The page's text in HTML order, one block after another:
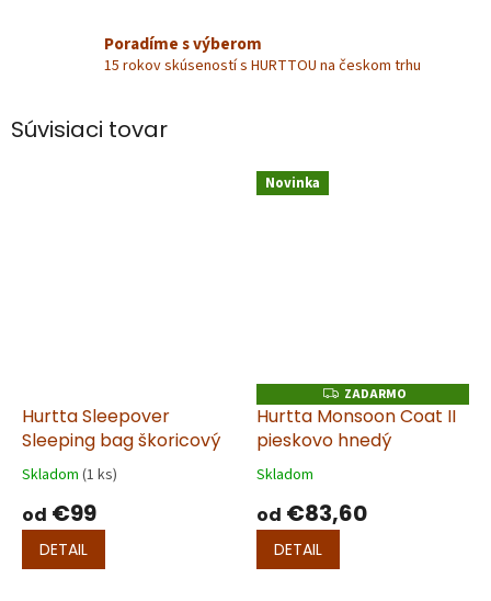
Poradíme s výberom
15 rokov skúseností s HURTTOU na českom trhu
Súvisiaci tovar
Hurtta Sleepover
Sleeping bag škoricový
Skladom (1 ks)
od €99
DETAIL
Novinka
Z
A
D
A
ZADARMO
Hurtta Monsoon Coat II
pieskovo hnedý
Skladom
od €83,60
DETAIL